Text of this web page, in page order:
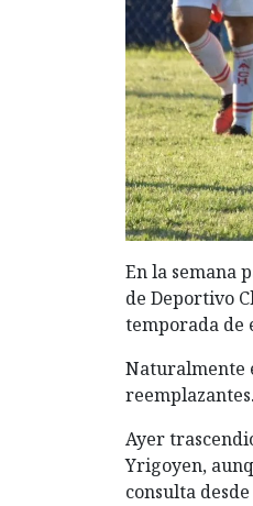
En la semana
de Deportivo
temporada de
Naturalmente
reemplazantes.
Ayer
Yrigoyen,
consulta